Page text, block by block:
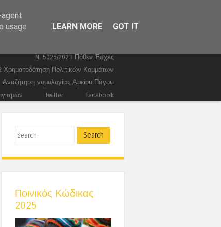
Ευρωεκλογές 2024
Τέμπη
Συντάγματα
N. 5026/2023 Πόθεν Έσχες
Χρηματοδότηση Πολιτικών Κομμάτων
Αναζήτηση νομολογίας Αρείου Πάγου
twitter facebook
Search
Ποινικός Κώδικας
2025
usage
LEARN MORE GOT IT